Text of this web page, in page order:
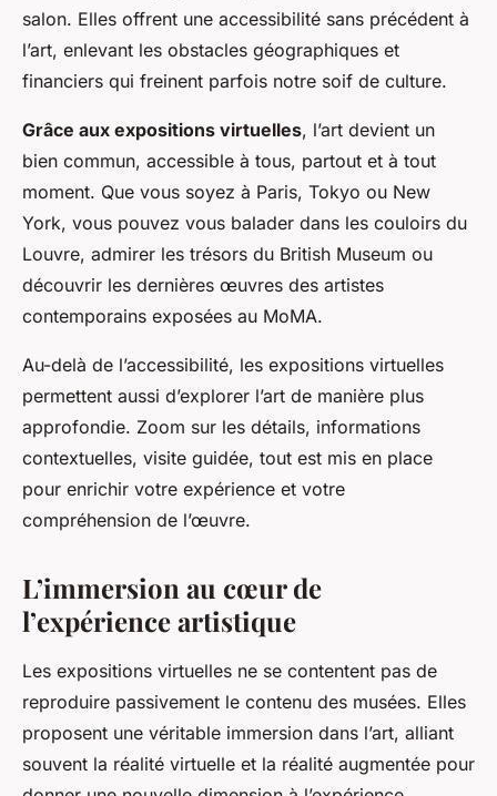
salon. Elles offrent une accessibilité sans précédent à
l’art, enlevant les obstacles géographiques et
financiers qui freinent parfois notre soif de culture.
Grâce aux expositions virtuelles, l’art devient un
bien commun, accessible à tous, partout et à tout
moment. Que vous soyez à Paris, Tokyo ou New
York, vous pouvez vous balader dans les couloirs du
Louvre, admirer les trésors du British Museum ou
découvrir les dernières œuvres des artistes
contemporains exposées au MoMA.
Au-delà de l’accessibilité, les expositions virtuelles
permettent aussi d’explorer l’art de manière plus
approfondie. Zoom sur les détails, informations
contextuelles, visite guidée, tout est mis en place
pour enrichir votre expérience et votre
compréhension de l’œuvre.
L’immersion au cœur de
l’expérience artistique
Les expositions virtuelles ne se contentent pas de
reproduire passivement le contenu des musées. Elles
proposent une véritable immersion dans l’art, alliant
souvent la réalité virtuelle et la réalité augmentée pour